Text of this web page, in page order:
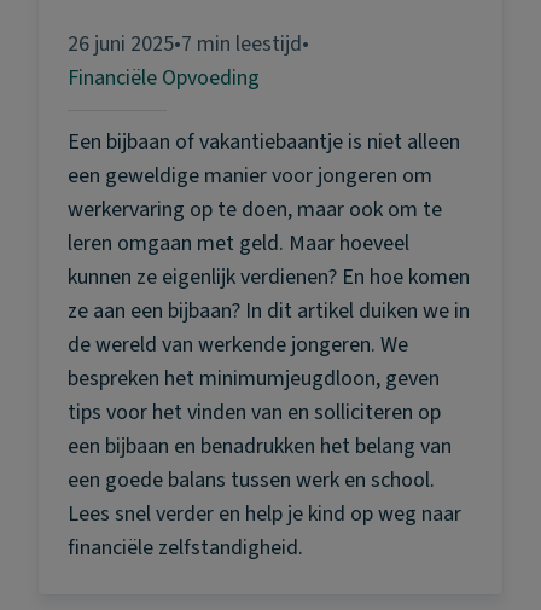
26 juni 2025•7 min leestijd•
Financiële Opvoeding
Een bijbaan of vakantiebaantje is niet alleen
een geweldige manier voor jongeren om
werkervaring op te doen, maar ook om te
leren omgaan met geld. Maar hoeveel
kunnen ze eigenlijk verdienen? En hoe komen
ze aan een bijbaan? In dit artikel duiken we in
de wereld van werkende jongeren. We
bespreken het minimumjeugdloon, geven
tips voor het vinden van en solliciteren op
een bijbaan en benadrukken het belang van
een goede balans tussen werk en school.
Lees snel verder en help je kind op weg naar
financiële zelfstandigheid.